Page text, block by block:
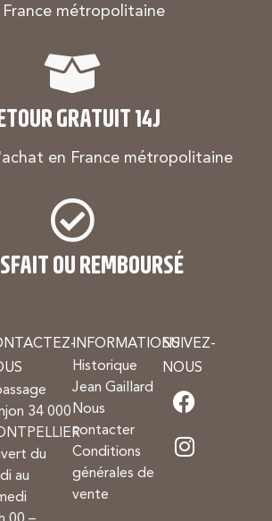
France métropolitaine
GRATUIT 14J
en France métropolitaine
OU REMBOURSÉ
34 000
du
au
INFORMATIONS
Historique
Jean Gaillard
Nous
contacter
Conditions
générales de
vente
SUIVEZ-
NOUS